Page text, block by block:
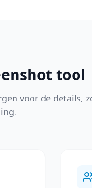
tool
voor de details,